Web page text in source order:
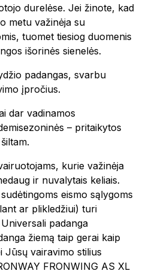
durelėse. Jei žinote, kad
metu važinėja su
tuomet tiesiog duomenis
išorinės sienelės.
padangas, svarbu
įpročius.
dar vadinamos
– pritaikytos
kurie važinėja
ir nuvalytais keliais.
eismo sąlygoms
ar plikledžiui) turi
padanga
žiemą taip gerai kaip
Jūsų vairavimo stilius
FRONWING AS XL